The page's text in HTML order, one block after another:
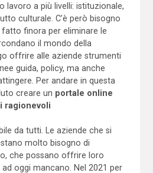
lavoro a più livelli: istituzionale,
culturale. C’è però bisogno
finora per eliminare le
il mondo della
offrire alle aziende strumenti
guida, policy, ma anche
Per andare in questa
creare un portale online
ragionevoli
da tutti. Le aziende che si
molto bisogno di
che possano offrire loro
oggi mancano. Nel 2021 per